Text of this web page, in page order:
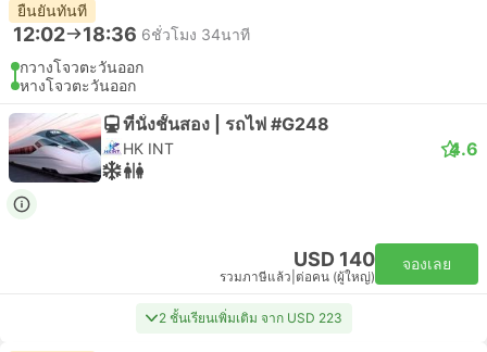
ยืนยันทันที
12:02 18:36 6ชั่วโมง 34นาที
กวางโจวตะวันออก
หางโจวตะวันออก
ที่นั่งชั้นสอง | รถไฟ #G248
HK INT 4.6
USD 140
รวมภาษีแล้ว ต่อคน (ผู้ใหญ่)
จองเลย
2 ชั้นเรียนเพิ่มเติม จาก USD 223